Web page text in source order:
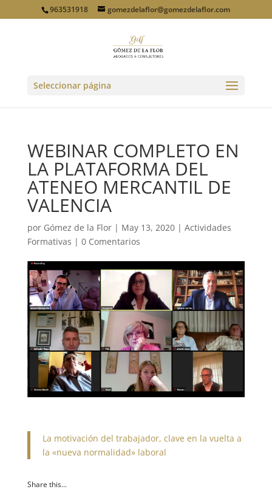
963531918 gomezdelaflor@gomezdelaflor.com
Seleccionar página
WEBINAR COMPLETO EN
LA PLATAFORMA DEL
ATENEO MERCANTIL DE
VALENCIA
por Gómez de la Flor| May 13, 2020| Actividades
Formativas | 0 Comentarios
La motivación del trabajador, clave en la vuelta a
la «nueva normalidad» laboral
Share this...